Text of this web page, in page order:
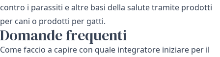
contro i parassiti e altre basi della salute tramite prodotti
per cani o prodotti per gatti.
Domande frequenti
Come faccio a capire con quale integratore iniziare per il